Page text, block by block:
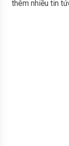
thêm nhiều tin